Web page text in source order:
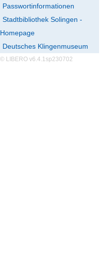
Passwortinformationen
Stadtbibliothek Solingen -
Homepage
Deutsches Klingenmuseum
© LIBERO v6.4.1sp230702